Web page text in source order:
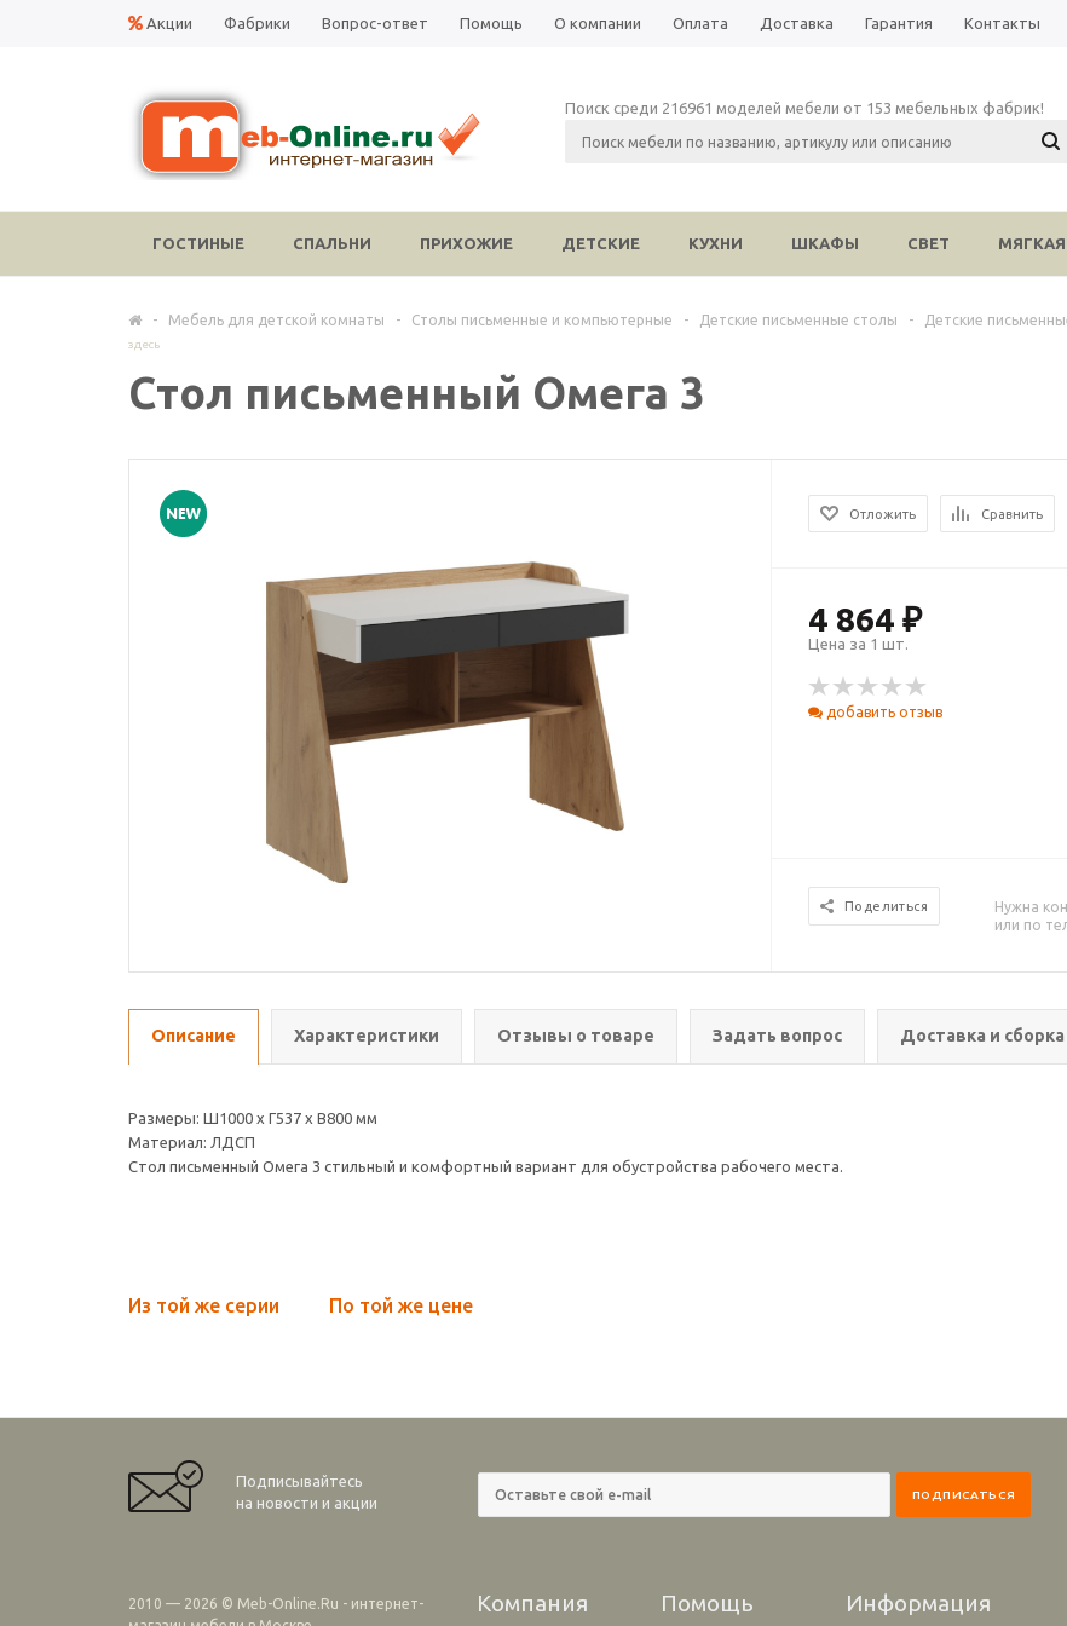
Акции Фабрики Вопрос-ответ Помощь О компании Оплата Доставка Гарантия Контакты
Поиск среди 216961 моделей мебели от 153 мебельных фабрик!
ГОСТИНЫЕ СПАЛЬНИ ПРИХОЖИЕ ДЕТСКИЕ КУХНИ ШКАФЫ СВЕТ
- Мебель для детской комнаты - Столы письменные и компьютерные - Детские письменные столы - Детские
здесь
Стол письменный Омега 3
Отложить Сравнить
4 864 ₽
Цена за 1 шт.
добавить отзыв
Поделиться Нужна
или по
Описание Характеристики Отзывы о товаре Задать вопрос Доставка и сборка
Размеры: Ш1000 х Г537 х В800 мм
Материал: ЛДСП
Стол письменный Омега 3 стильный и комфортный вариант для обустройства рабочего места.
Из той же серии По той же цене
Подписывайтесь
на новости и акции
2010 — 2026 © Meb-Online.Ru - интернет-
Компания Помощь Информация